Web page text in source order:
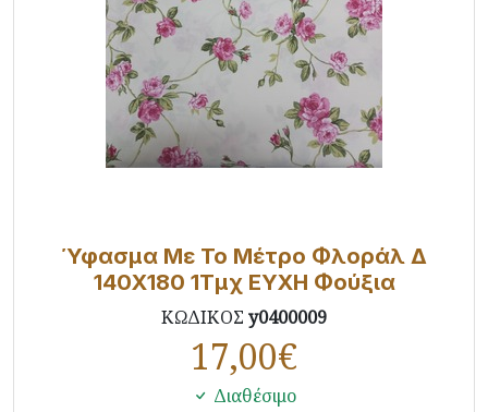
Ύφασμα Με Το Μέτρο Φλοράλ Δ
140X180 1Τμχ ΕΥΧΗ Φούξια
ΚΩΔΙΚΟΣ y0400009
17,00€
Διαθέσιμο